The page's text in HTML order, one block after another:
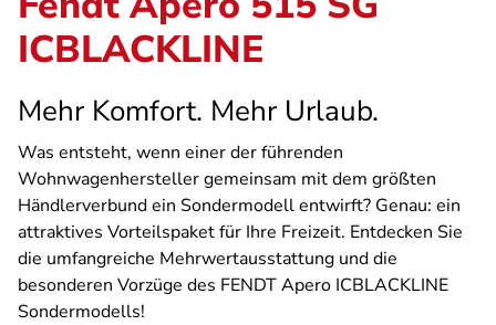
ICBLACKLINE
Mehr Komfort. Mehr Urlaub.
Was entsteht, wenn einer der führenden
Wohnwagenhersteller gemeinsam mit dem größten
Händlerverbund ein Sondermodell entwirft? Genau: ein
attraktives Vorteilspaket für Ihre Freizeit. Entdecken Sie
die umfangreiche Mehrwertausstattung und die
besonderen Vorzüge des FENDT Apero ICBLACKLINE
Sondermodells!